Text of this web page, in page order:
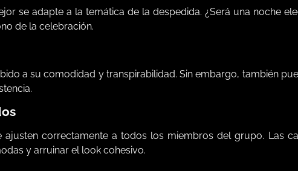
se adapte a la temática de la despedida. ¿Será una noche
de la celebración.
a su comodidad y transpirabilidad. Sin embargo, también
correctamente a todos los miembros del grupo. Las
y arruinar el look cohesivo.